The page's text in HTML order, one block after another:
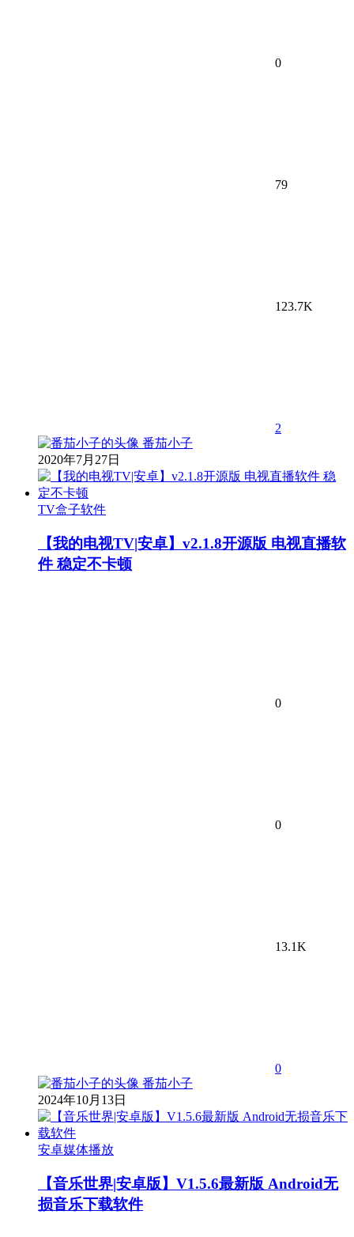
0
79
123.7K
2
番茄小子
2020年7月27日
TV盒子软件
【我的电视TV|安卓】v2.1.8开源版 电视直播软
件 稳定不卡顿
0
0
13.1K
0
番茄小子
2024年10月13日
安卓媒体播放
【音乐世界|安卓版】V1.5.6最新版 Android无
损音乐下载软件